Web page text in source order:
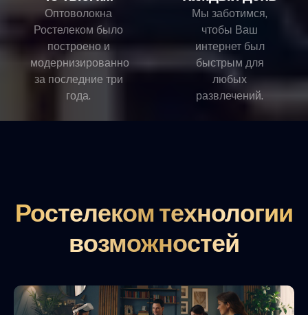
Оптоволокна
Ростелеком было
построено и
модернизированно
за последние три
года.
Мы заботимся,
чтобы Ваш
интернет был
быстрым для
любых
развлечений.
Ростелеком технологии
возможностей